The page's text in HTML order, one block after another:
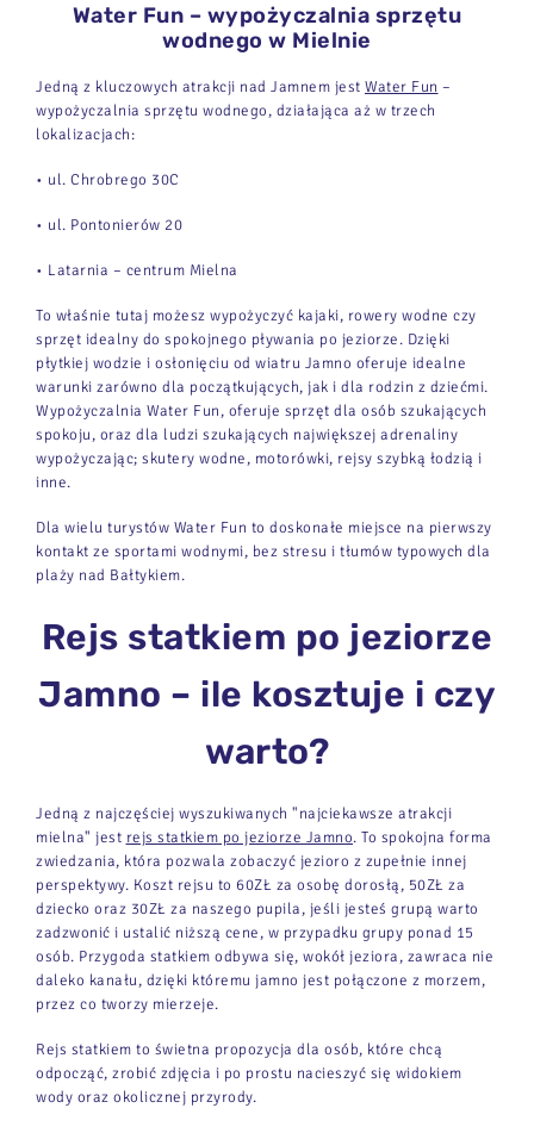
Water Fun – wypożyczalnia sprzętu
wodnego w Mielnie
Jedną z kluczowych atrakcji nad Jamnem jest Water Fun –
wypożyczalnia sprzętu wodnego, działająca aż w trzech
lokalizacjach:
• ul. Chrobrego 30C
• ul. Pontonierów 20
• Latarnia – centrum Mielna
To właśnie tutaj możesz wypożyczyć kajaki, rowery wodne czy
sprzęt idealny do spokojnego pływania po jeziorze. Dzięki
płytkiej wodzie i osłonięciu od wiatru Jamno oferuje idealne
warunki zarówno dla początkujących, jak i dla rodzin z dziećmi.
Wypożyczalnia Water Fun, oferuje sprzęt dla osób szukających
spokoju, oraz dla ludzi szukających największej adrenaliny
wypożyczając; skutery wodne, motorówki, rejsy szybką łodzią i
inne.
Dla wielu turystów Water Fun to doskonałe miejsce na pierwszy
kontakt ze sportami wodnymi, bez stresu i tłumów typowych dla
plaży nad Bałtykiem.
Rejs statkiem po jeziorze
Jamno – ile kosztuje i czy
warto?
Jedną z najczęściej wyszukiwanych "najciekawsze atrakcji
mielna" jest rejs statkiem po jeziorze Jamno. To spokojna forma
zwiedzania, która pozwala zobaczyć jezioro z zupełnie innej
perspektywy. Koszt rejsu to 60ZŁ za osobę dorosłą, 50ZŁ za
dziecko oraz 30ZŁ za naszego pupila, jeśli jesteś grupą warto
zadzwonić i ustalić niższą cene, w przypadku grupy ponad 15
osób. Przygoda statkiem odbywa się, wokół jeziora, zawraca nie
daleko kanału, dzięki któremu jamno jest połączone z morzem,
przez co tworzy mierzeje.
Rejs statkiem to świetna propozycja dla osób, które chcą
odpocząć, zrobić zdjęcia i po prostu nacieszyć się widokiem
wody oraz okolicznej przyrody.